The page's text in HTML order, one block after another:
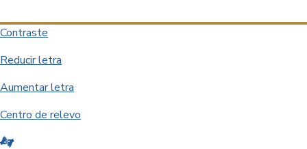
Contraste
Reducir letra
Aumentar letra
Centro de relevo